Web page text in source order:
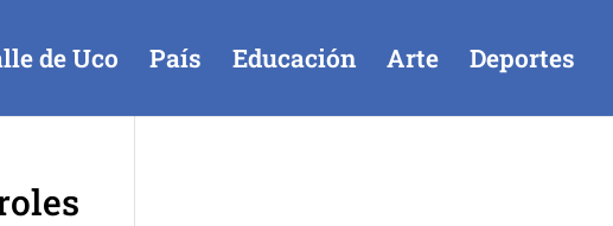
de Uco País Educación Arte Deportes